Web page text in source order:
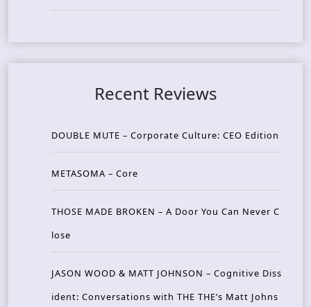
Recent Reviews
DOUBLE MUTE – Corporate Culture: CEO Edition
METASOMA – Core
THOSE MADE BROKEN – A Door You Can Never C
lose
JASON WOOD & MATT JOHNSON – Cognitive Diss
ident: Conversations with THE THE’s Matt Johns